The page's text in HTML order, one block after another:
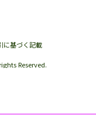
に基づく記載
Reserved.